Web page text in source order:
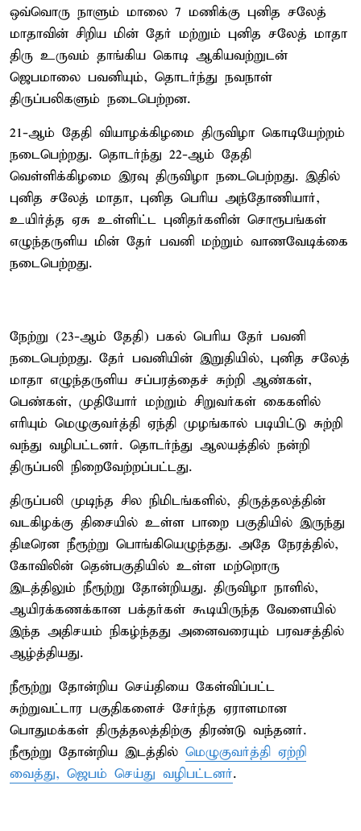
ஒவ்வொரு நாளும் மாலை 7 மணிக்கு புனித சலேத்
மாதாவின் சிறிய மின் தேர் மற்றும் புனித சலேத் மாதா
திரு உருவம் தாங்கிய கொடி ஆகியவற்றுடன்
ஜெபமாலை பவனியும், தொடர்ந்து நவநாள்
திருப்பலிகளும் நடைபெற்றன.
21-ஆம் தேதி வியாழக்கிழமை திருவிழா கொடியேற்றம்
நடைபெற்றது. தொடர்ந்து 22-ஆம் தேதி
வெள்ளிக்கிழமை இரவு திருவிழா நடைபெற்றது. இதில்
புனித சலேத் மாதா, புனித பெரிய அந்தோணியார்,
உயிர்த்த ஏசு உள்ளிட்ட புனிதர்களின் சொரூபங்கள்
எழுந்தருளிய மின் தேர் பவனி மற்றும் வாணவேடிக்கை
நடைபெற்றது.
நேற்று (23-ஆம் தேதி) பகல் பெரிய தேர் பவனி
நடைபெற்றது. தேர் பவனியின் இறுதியில், புனித சலேத்
மாதா எழுந்தருளிய சப்பரத்தைச் சுற்றி ஆண்கள்,
பெண்கள், முதியோர் மற்றும் சிறுவர்கள் கைகளில்
எரியும் மெழுகுவர்த்தி ஏந்தி முழங்கால் படியிட்டு சுற்றி
வந்து வழிபட்டனர். தொடர்ந்து ஆலயத்தில் நன்றி
திருப்பலி நிறைவேற்றப்பட்டது.
திருப்பலி முடிந்த சில நிமிடங்களில், திருத்தலத்தின்
வடகிழக்கு திசையில் உள்ள பாறை பகுதியில் இருந்து
திடீரென நீரூற்று பொங்கியெழுந்தது. அதே நேரத்தில்,
கோவிலின் தென்பகுதியில் உள்ள மற்றொரு
இடத்திலும் நீரூற்று தோன்றியது. திருவிழா நாளில்,
ஆயிரக்கணக்கான பக்தர்கள் கூடியிருந்த வேளையில்
இந்த அதிசயம் நிகழ்ந்தது அனைவரையும் பரவசத்தில்
ஆழ்த்தியது.
நீரூற்று தோன்றிய செய்தியை கேள்விப்பட்ட
சுற்றுவட்டார பகுதிகளைச் சேர்ந்த ஏராளமான
பொதுமக்கள் திருத்தலத்திற்கு திரண்டு வந்தனர்.
நீரூற்று தோன்றிய இடத்தில் மெழுகுவர்த்தி ஏற்றி
வைத்து, ஜெபம் செய்து வழிபட்டனர்.